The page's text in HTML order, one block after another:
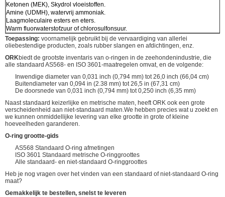
Ketonen (MEK), Skydrol vloeistoffen.
Amine (UDMH), watervrij ammoniak.
Laagmoleculaire esters en eters.
Warm fluorwaterstofzuur of chlorosulfonsuur.
Toepassing: voornamelijk gebruikt bij de vervaardiging van allerlei
oliebestendige producten, zoals rubber slangen en afdichtingen, enz.
ORKbiedt de grootste inventaris van o-ringen in de zeehondenindustrie, die
alle standaard AS568- en ISO 3601-maatregelen omvat, en de volgende:
Inwendige diameter van 0,031 inch (0,794 mm) tot 26,0 inch (66,04 cm)
Buitendiameter van 0,094 in (2.38 mm) tot 26,5 in (67,31 cm)
De doorsnede van 0,031 inch (0,794 mm) tot 0,250 inch (6,35 mm)
Naast standaard keizerlijke en metrische maten, heeft ORK ook een grote
verscheidenheid aan niet-standaard maten.We hebben precies wat u zoekt en
we kunnen onmiddellijke levering van elke grootte in grote of kleine
hoeveelheden garanderen.
O-ring grootte-gids
AS568 Standaard O-ring afmetingen
ISO 3601 Standaard metrische O-ringgroottes
Alle standaard- en niet-standaard O-ringgroottes
Heb je nog vragen over het vinden van een standaard of niet-standaard O-ring
maat?
Gemakkelijk te bestellen, snelst te leveren